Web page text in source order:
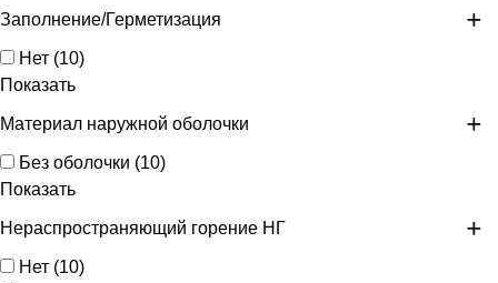
Заполнение/Герметизация
Нет (10)
Показать
Материал наружной оболочки
Без оболочки (10)
Показать
Нераспространяющий горение НГ
Нет (10)